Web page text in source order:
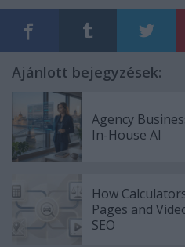
Ajánlott bejegyzések:
Agency
In-House AI
How
Pages and
SEO